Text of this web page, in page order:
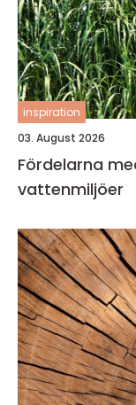
inspiration
03. August 2026
Fördelarna
vattenmiljöer